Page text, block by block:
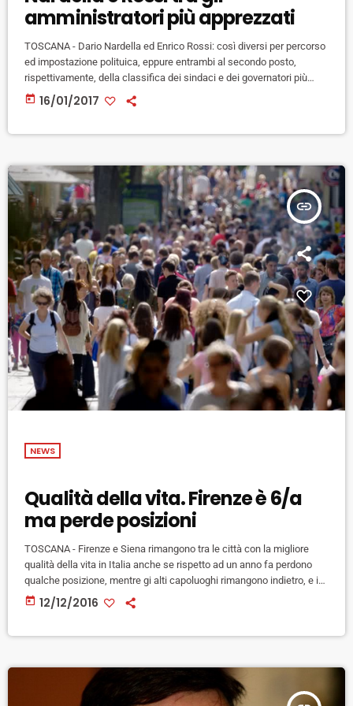
amministratori più apprezzati
TOSCANA - Dario Nardella ed Enrico Rossi: così diversi per percorso
ed impostazione polituica, eppure entrambi al secondo posto,
rispettivamente, della classifica dei sindaci e dei governatori più
amati dai propri concittadini. E' il risultato della consueta indagine di
Ipr Marketing pubblicata oggi sul Sole 24 Ore, che ogni anno misura
today 16/01/2017
insert_link
NEWS
Qualità della vita. Firenze è 6/a
ma perde posizioni
TOSCANA - Firenze e Siena rimangono tra le città con la migliore
qualità della vita in Italia anche se rispetto ad un anno fa perdono
qualche posizione, mentre gi alti capoluoghi rimangono indietro, e in
alcuni casi – come Prato e Grosseto - l'arretramento è notevole. E' il
verdetto dell'annuale classifica stilata del Sole24Ore in base ad una
today 12/12/2016